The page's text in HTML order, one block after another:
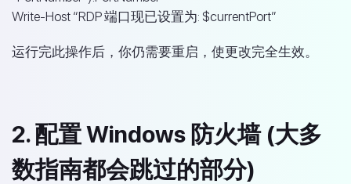
Write-Host “RDP 端口现已设置为: $currentPort”
运行完此操作后，你仍需要重启，使更改完全生效。
2. 配置 Windows 防火墙 (大多
数指南都会跳过的部分)